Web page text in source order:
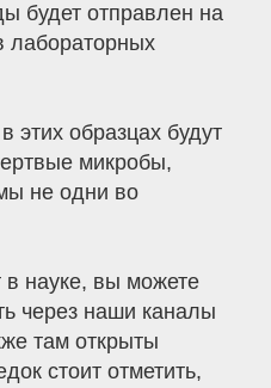
будет отправлен на
лабораторных
этих образцах будут
микробы,
не одни во
в науке, вы можете
через наши каналы
там открыты
стоит отметить,